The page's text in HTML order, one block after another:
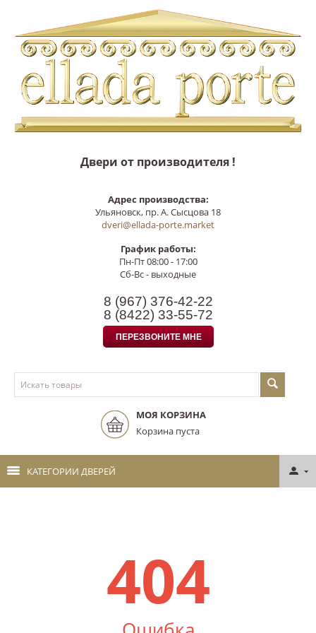
Двери от производителя !
Адрес производства:
Ульяновск, пр. А. Сысцова 18
dveri@ellada-porte.market
График работы:
Пн-Пт 08:00 - 17:00
Сб-Вс - выходные
8 (967) 376-42-22
8 (8422) 33-55-72
ПЕРЕЗВОНИТЕ МНЕ
МОЯ КОРЗИНА
Корзина пуста
КАТЕГОРИИ ДВЕРЕЙ
404